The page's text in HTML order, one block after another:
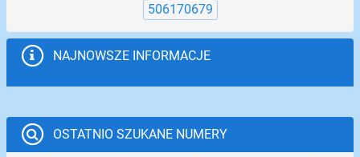
506170679
NAJNOWSZE INFORMACJE
OSTATNIO SZUKANE NUMERY